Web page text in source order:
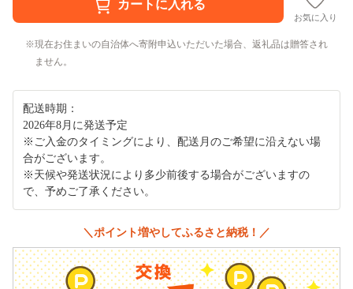
お気に入り
現在お住まいの自治体へ寄附申込いただいた場合、返礼品は贈答され
ません。
配送時期：
2026年8月に発送予定
※ご入金のタイミングにより、配送月のご希望に沿えない場
合がございます。
※天候や発送状況により多少前後する場合がございますの
で、予めご了承ください。
＼ポイント増やしてふるさと納税！／